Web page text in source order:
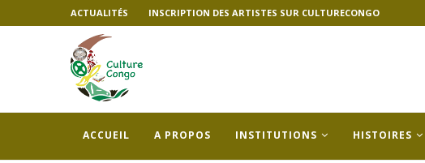
ACTUALITÉS INSCRIPTION DES ARTISTES SUR CULTURECONGO
ACCUEIL A PROPOS INSTITUTIONS HISTOIRES